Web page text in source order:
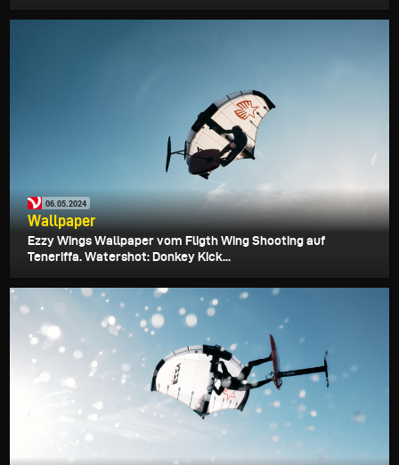
06.05.2024
Wallpaper
Ezzy Wings Wallpaper vom Fligth Wing Shooting auf
Teneriffa. Watershot: Donkey Kick...